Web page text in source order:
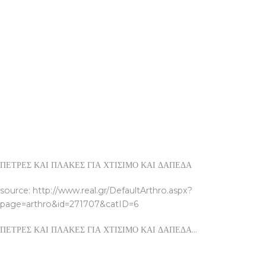
ΠΕΤΡΕΣ ΚΑΙ ΠΛΑΚΕΣ ΓΙΑ ΧΤΙΣΙΜΟ ΚΑΙ ΔΑΠΕΔΑ
source: http://www.real.gr/DefaultArthro.aspx?
page=arthro&id=271707&catID=6
ΠΕΤΡΕΣ ΚΑΙ ΠΛΑΚΕΣ ΓΙΑ ΧΤΙΣΙΜΟ ΚΑΙ ΔΑΠΕΔΑ…